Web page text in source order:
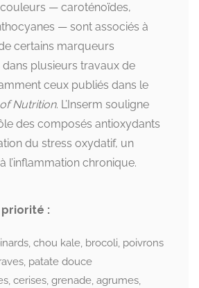
— caroténoïdes,
— sont associés à
certains marqueurs
plusieurs travaux de
ceux publiés dans le
Nutrition. L’Inserm souligne
des composés antioxydants
du stress oxydatif, un
l’inflammation chronique.
:
chou kale, brocoli, poivrons
patate douce
cerises, grenade, agrumes,